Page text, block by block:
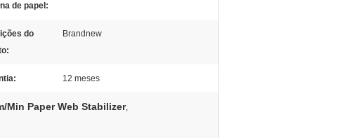
de papel:
do
Brandnew
12 meses
Min Paper Web Stabilizer,